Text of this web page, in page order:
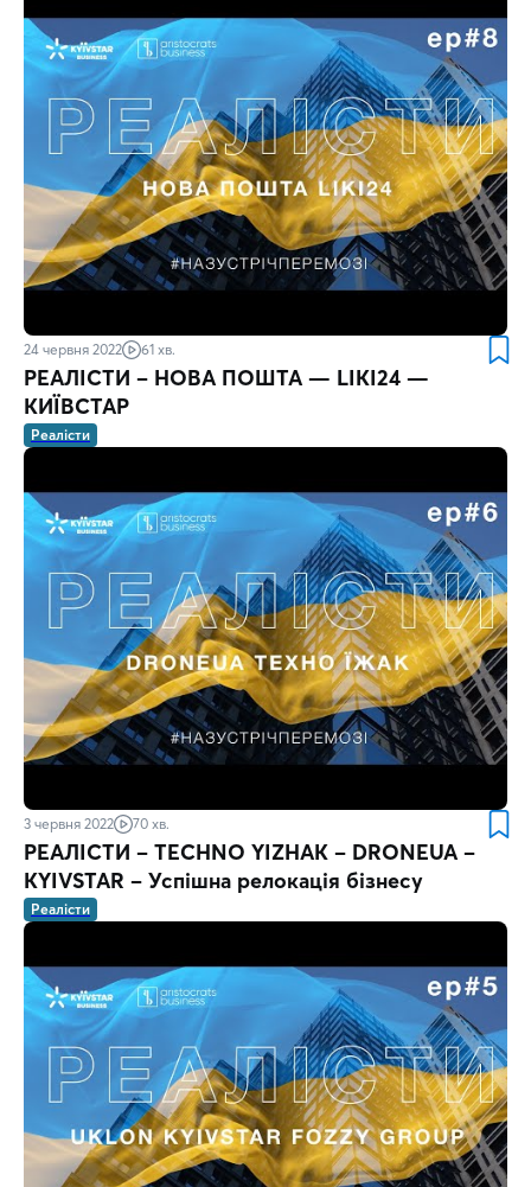
24 червня 2022 61 хв.
РЕАЛІСТИ – НОВА ПОШТА — LIKI24 —
КИЇВСТАР
Реалісти
3 червня 2022 70 хв.
РЕАЛІСТИ – TECHNO YIZHAK – DRONЕUA –
KYIVSTAR – Успішна релокація бізнесу
Реалісти